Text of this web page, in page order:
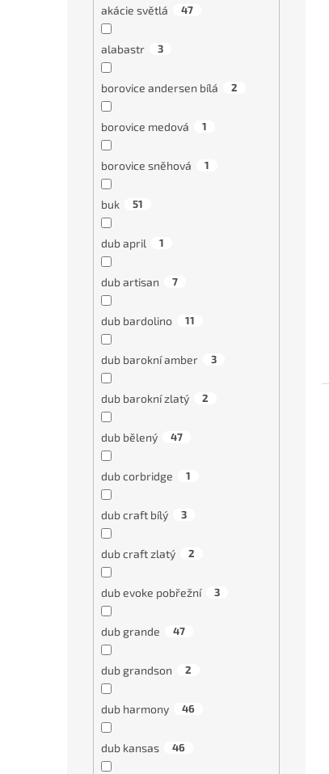
akácie světlá 47
alabastr 3
borovice andersen bílá 2
borovice medová 1
borovice sněhová 1
buk 51
dub april 1
dub artisan 7
dub bardolino 11
dub barokní amber 3
dub barokní zlatý 2
dub bělený 47
dub corbridge 1
dub craft bílý 3
dub craft zlatý 2
dub evoke pobřežní 3
dub grande 47
dub grandson 2
dub harmony 46
dub kansas 46